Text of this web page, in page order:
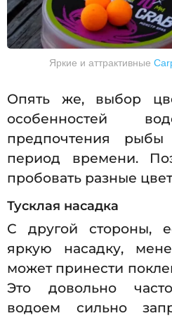
Яркие и аттрактивные
Опять же, выбор
особенностей
предпочтения
период времени.
пробовать разные
Тусклая насадка
С другой стороны,
яркую насадку,
может принести
Это довольно
водоем сильно